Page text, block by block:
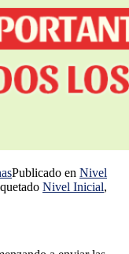
Publicado en Nivel
Nivel Inicial,